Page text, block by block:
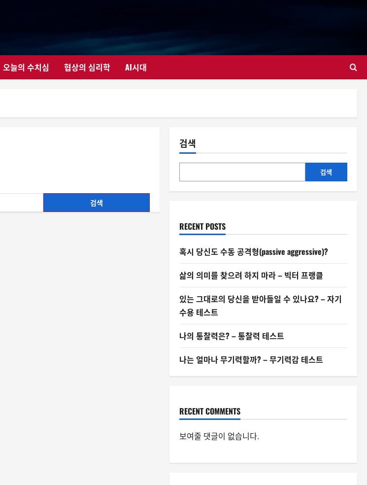
오늘의 수치심 협상의 심리학 AI시대
검색
검색
RECENT POSTS
혹시 당신도 수동 공격형(passive aggressive)?
삶의 의미를 찾으려 하지 마라 – 빅터 프랭클
있는 그대로의 당신을 받아들일 수 있나요? – 자기
수용 테스트
나의 통찰력은? – 통찰력 테스트
나는 얼마나 무기력할까? – 무기력감 테스트
RECENT COMMENTS
보여줄 댓글이 없습니다.